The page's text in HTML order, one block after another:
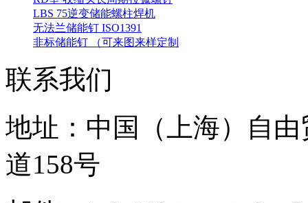
LBS 75逆变储能螺柱焊机
无法兰储能钉 ISO1391
非标储能钉 （可来图来样定制
联系我们
地址：中国（上海）自
道158号